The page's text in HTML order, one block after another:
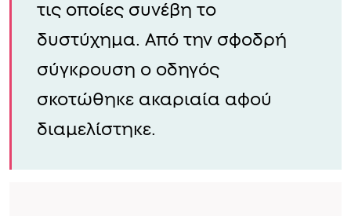
τις οποίες συνέβη το
δυστύχημα. Από την σφοδρή
σύγκρουση ο οδηγός
σκοτώθηκε ακαριαία αφού
διαμελίστηκε.